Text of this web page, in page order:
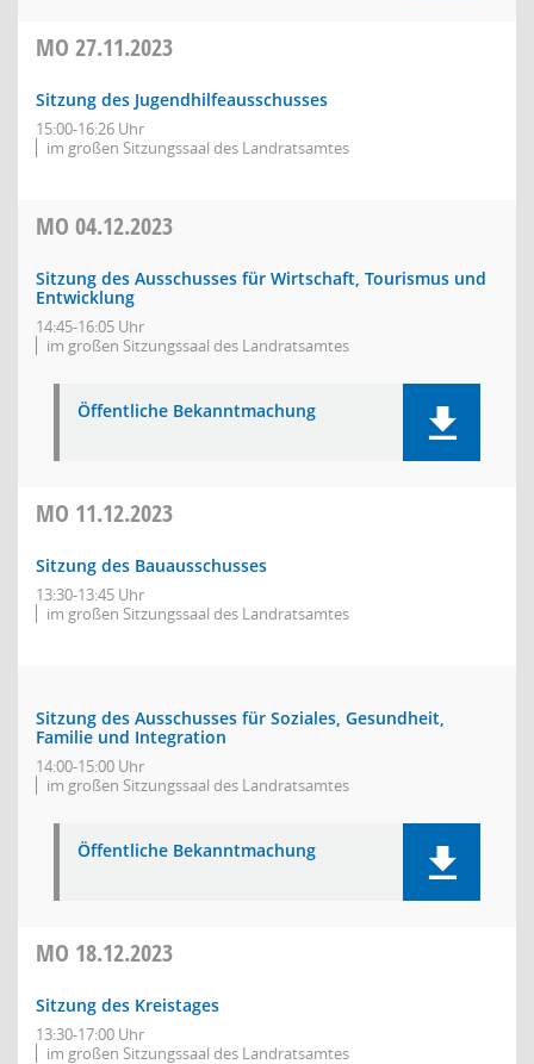
MO 27.11.2023
Sitzung des Jugendhilfeausschusses
15:00-16:26 Uhr
im großen Sitzungssaal des Landratsamtes
MO 04.12.2023
Sitzung des Ausschusses für Wirtschaft, Tourismus und
Entwicklung
14:45-16:05 Uhr
im großen Sitzungssaal des Landratsamtes
Öffentliche Bekanntmachung
MO 11.12.2023
Sitzung des Bauausschusses
13:30-13:45 Uhr
im großen Sitzungssaal des Landratsamtes
Sitzung des Ausschusses für Soziales, Gesundheit,
Familie und Integration
14:00-15:00 Uhr
im großen Sitzungssaal des Landratsamtes
Öffentliche Bekanntmachung
MO 18.12.2023
Sitzung des Kreistages
13:30-17:00 Uhr
im großen Sitzungssaal des Landratsamtes